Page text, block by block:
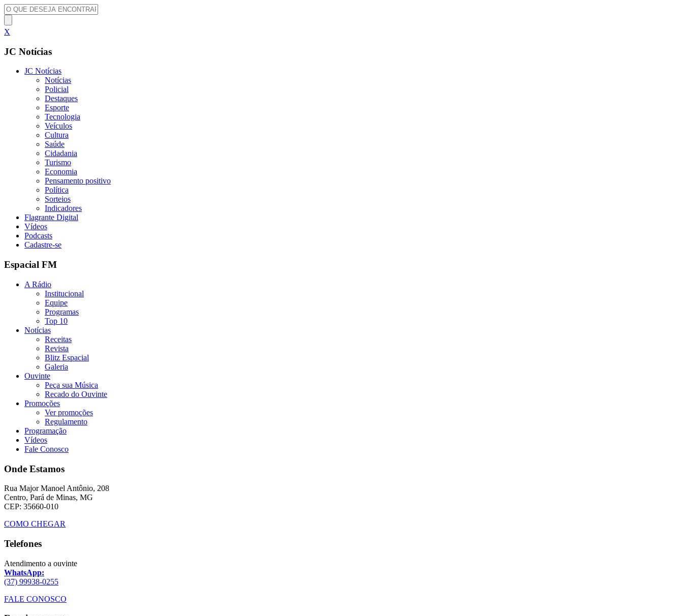
X
JC Notícias
JC Notícias
Notícias
Policial
Destaques
Esporte
Tecnologia
Veículos
Cultura
Saúde
Cidadania
Turismo
Economia
Pensamento positivo
Política
Sorteios
Indicadores
Flagrante Digital
Vídeos
Podcasts
Cadastre-se
Espacial FM
A Rádio
Institucional
Equipe
Programas
Top 10
Notícias
Receitas
Revista
Blitz Espacial
Galeria
Ouvinte
Peça sua Música
Recado do Ouvinte
Promoções
Ver promoções
Regulamento
Programação
Vídeos
Fale Conosco
Onde Estamos
Rua Major Manoel Antônio, 208
Centro, Pará de Minas, MG
CEP: 35660-010
COMO CHEGAR
Telefones
Atendimento a ouvinte
WhatsApp:
(37) 99938-0255
FALE CONOSCO